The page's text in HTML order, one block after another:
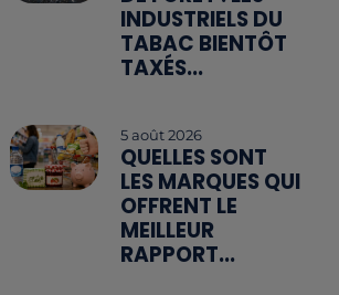
INDUSTRIELS DU
TABAC BIENTÔT
TAXÉS...
5 août 2026
QUELLES SONT
LES MARQUES QUI
OFFRENT LE
MEILLEUR
RAPPORT...